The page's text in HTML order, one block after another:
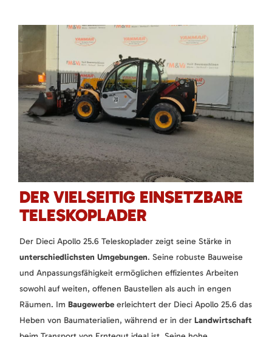
DER VIELSEITIG EINSETZBARE
TELESKOPLADER
Der Dieci Apollo 25.6 Teleskoplader zeigt seine Stärke in
unterschiedlichsten Umgebungen. Seine robuste Bauweise
und Anpassungsfähigkeit ermöglichen effizientes Arbeiten
sowohl auf weiten, offenen Baustellen als auch in engen
Räumen. Im Baugewerbeerleichtert der Dieci Apollo 25.6 das
Heben von Baumaterialien, während er in der Landwirtschaft